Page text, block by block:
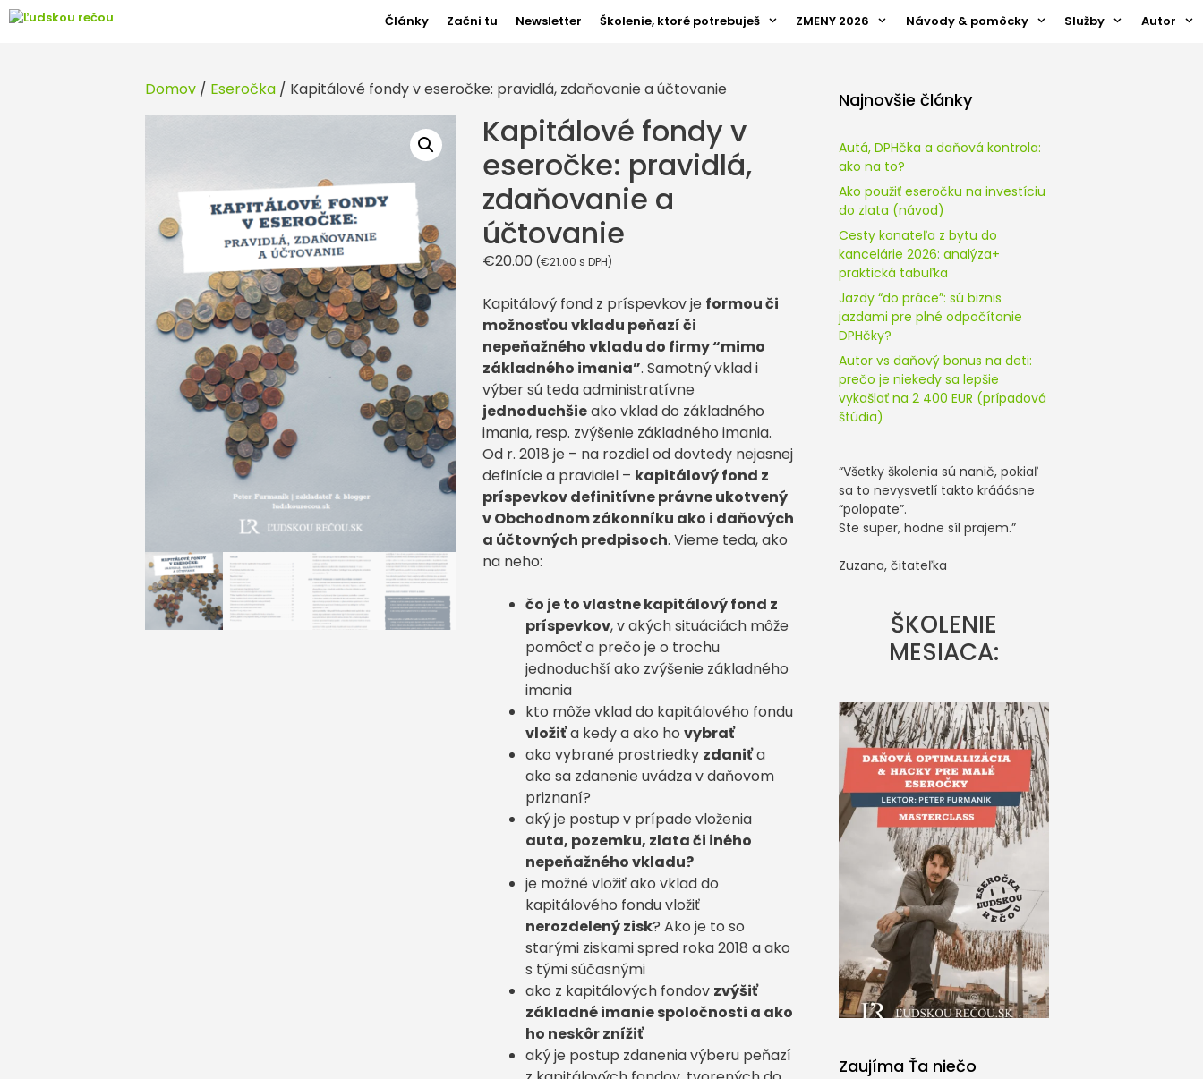
Preskočiť
Články Začni tu Newsletter Školenie, ktoré potrebuješ ZMENY 2026 Návody & pomôcky Služby Autor
Domov / Eseročka / Kapitálové fondy v eseročke: pravidlá, zdaňovanie a účtovanie
Kapitálové fondy v
eseročke: pravidlá,
zdaňovanie a
účtovanie
€20.00 (€21.00 s DPH)
Kapitálový fond z príspevkov je formou či
možnosťou vkladu peňazí či
nepeňažného vkladu do firmy “mimo
základného imania”. Samotný vklad i
výber sú teda administratívne
jednoduchšieako vklad do základného
imania, resp. zvýšenie základného imania.
Od r. 2018 je – na rozdiel od dovtedy nejasnej
definície a pravidiel – kapitálový fond z
príspevkov definitívne právne ukotvený
v Obchodnom zákonníku ako i daňových
a účtovných predpisoch. Vieme teda, ako
na neho:
čo je to vlastne kapitálový fond z
príspevkov, v akých situáciách môže
pomôcť a prečo je o trochu
jednoduchší ako zvýšenie základného
imania
kto môže vklad do kapitálového fondu
vložiťa kedy a ako ho vybrať
ako vybrané prostriedky zdaniťa
ako sa zdanenie uvádza v daňovom
priznaní?
aký je postup v prípade vloženia
auta, pozemku, zlata či iného
nepeňažného vkladu?
je možné vložiť ako vklad do
kapitálového fondu vložiť
nerozdelený zisk? Ako je to so
starými ziskami spred roka 2018 a ako
s tými súčasnými
ako z kapitálových fondov zvýšiť
základné imanie spoločnosti a ako
ho neskôr znížiť
aký je postup zdanenia výberu peňazí
Najnovšie články
Autá, DPHčka a daňová kontrola:
ako na to?
Ako použiť eseročku na investíciu
do zlata (návod)
Cesty konateľa z bytu do
kancelárie 2026: analýza+
praktická tabuľka
Jazdy “do práce”: sú biznis
jazdami pre plné odpočítanie
DPHčky?
Autor vs daňový bonus na deti:
prečo je niekedy sa lepšie
vykašlať na 2 400 EUR (prípadová
štúdia)
“Všetky školenia sú nanič, pokiaľ
sa to nevysvetlí takto krááásne
“polopate”.
Ste super, hodne síl prajem.”
Zuzana, čitateľka
ŠKOLENIE
MESIACA:
Zaujíma Ťa niečo